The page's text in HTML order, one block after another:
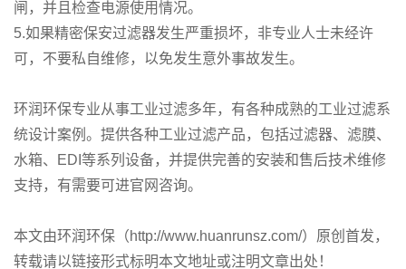
闸，并且检查电源使用情况。
5.如果精密保安过滤器发生严重损坏，非专业人士未经许
可，不要私自维修，以免发生意外事故发生。
环润环保专业从事工业过滤多年，有各种成熟的工业过滤系
统设计案例。提供各种工业过滤产品，包括过滤器、滤膜、
水箱、EDI等系列设备，并提供完善的安装和售后技术维修
支持，有需要可进官网咨询。
本文由环润环保（http://www.huanrunsz.com/）原创首发，
转载请以链接形式标明本文地址或注明文章出处！